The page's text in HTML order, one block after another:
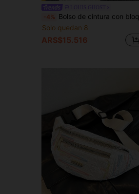
-4% Bolso de cintura con bloques de color | 6 colores disponibles, compartimentos con doble cremallera para teléfono, llaves, lápiz labial; ligero para viajes organizados; correa con hebilla de metal ajustable, se convierte instantáneamente de bolso de cintura a bolso cruzado; adecuado para ir al trabajo, compras, deportes y viajes
Solo quedan 8
ARS$15.516